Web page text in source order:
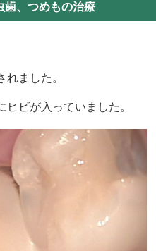
歯、つめもの治療
ました。
ビが入っていました。